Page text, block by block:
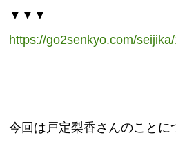
▼▼▼
https://go2senkyo.com/
今回は戸定梨香さんのことに